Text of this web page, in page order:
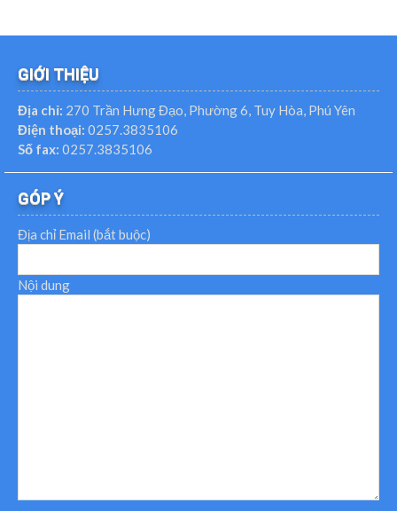
GIỚI THIỆU
Địa chỉ: 270 Trần Hưng Đạo, Phường 6, Tuy Hòa, Phú Yên
Điện thoại: 0257.3835106
Số fax: 0257.3835106
GÓP Ý
Địa chỉ Email (bắt buộc)
Nội dung